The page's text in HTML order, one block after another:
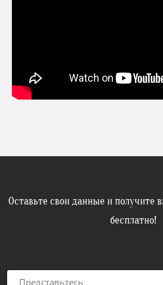
Оставьте свои данные и получите
бесплатно!